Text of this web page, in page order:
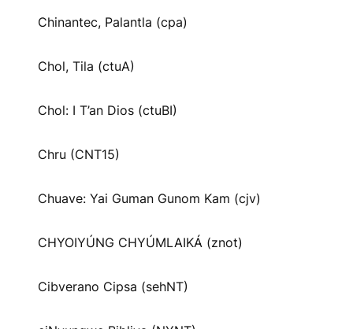
Chinantec, Palantla (cpa)
Chol, Tila (ctuA)
Chol: I T’an Dios (ctuBI)
Chru (CNT15)
Chuave: Yai Guman Gunom Kam (cjv)
CHYOIYÚNG CHYÚMLAIKÁ (znot)
Cibverano Cipsa (sehNT)